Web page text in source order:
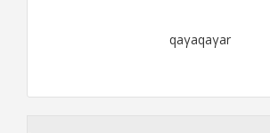
qaγaqaγar